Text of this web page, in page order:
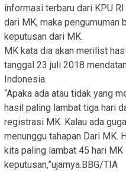
informasi terbaru dari KPU
dari MK, maka pengumuman
keputusan dari MK.
MK kata dia akan merilist
tanggal 23 juli 2018
Indonesia.
“Apaka ada atau tidak yang
hasil paling lambat tiga hari
registrasi MK. Kalau ada
menunggu tahapan Dari MK.
kita paling lambat 45 hari
keputusan,”ujarnya.BBG/TIA